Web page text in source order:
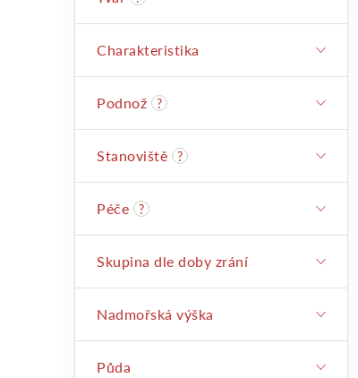
n
í
p
a
n
e
l
Charakteristika
Podnož ?
Stanoviště ?
Péče ?
Skupina dle doby zrání
Nadmořská výška
Půda